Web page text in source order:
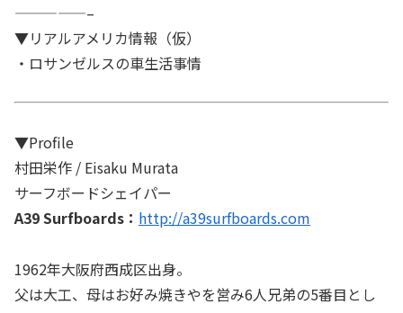
—————–
▼リアルアメリカ情報（仮）
・ロサンゼルスの車生活事情
▼Profile
村田栄作 / Eisaku Murata
サーフボードシェイパー
A39 Surfboards： http://a39surfboards.com
1962年大阪府西成区出身。
父は大工、母はお好み焼きやを営み6人兄弟の5番目とし